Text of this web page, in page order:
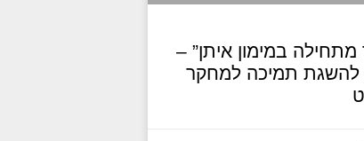
במימון איתן” –
להשגת תמיכה למחקר